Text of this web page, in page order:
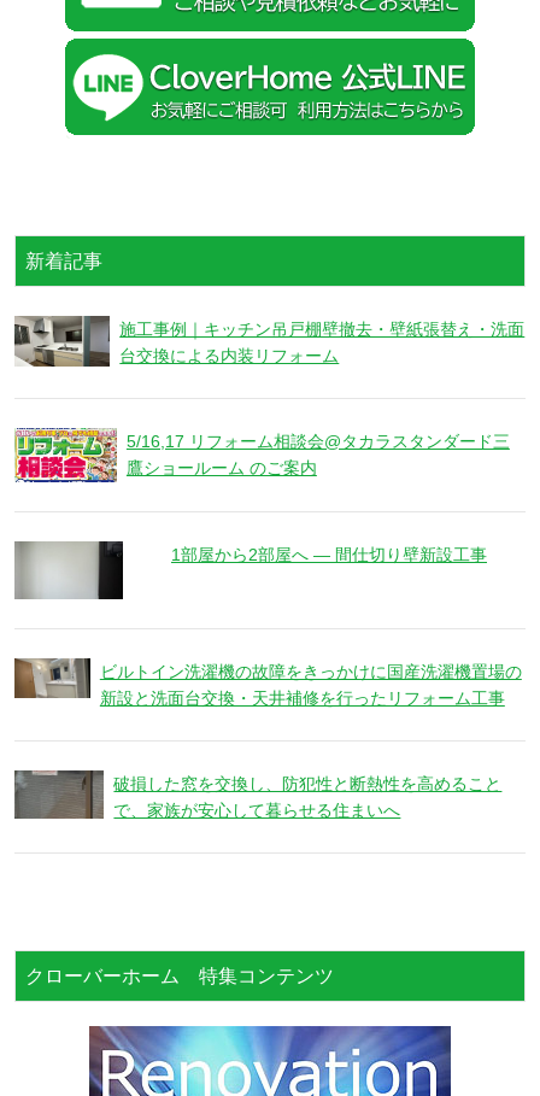
新着記事
施工事例｜キッチン吊戸棚壁撤去・壁紙張替え・洗面
台交換による内装リフォーム
5/16,17 リフォーム相談会@タカラスタンダード三
鷹ショールーム のご案内
1部屋から2部屋へ ― 間仕切り壁新設工事
ビルトイン洗濯機の故障をきっかけに国産洗濯機置場の
新設と洗面台交換・天井補修を行ったリフォーム工事
破損した窓を交換し、防犯性と断熱性を高めること
で、家族が安心して暮らせる住まいへ
クローバーホーム 特集コンテンツ